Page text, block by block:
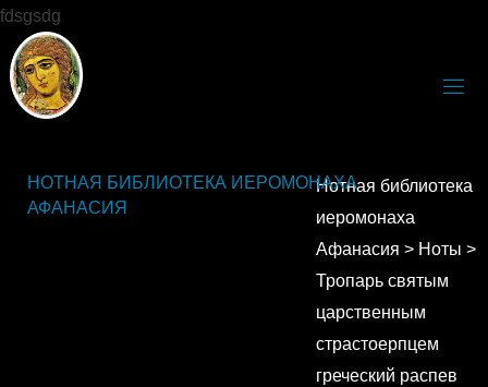
fdsgsdg
НОТНАЯ БИБЛИОТЕКА ИЕРОМОНАХА
АФАНАСИЯ
Нотная библиотека
иеромонаха
Афанасия > Ноты >
Тропарь святым
царственным
страстоерпцем
греческий распев